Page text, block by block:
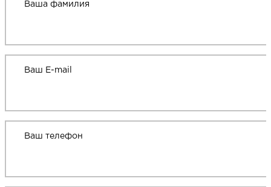
Ваша фамилия
Ваш E-mail
Ваш телефон